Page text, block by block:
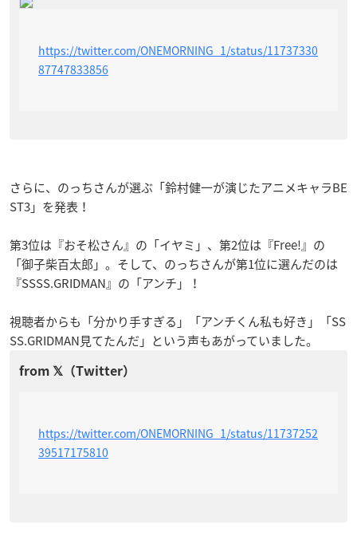
https://twitter.com/ONEMORNING_1/status/11737330
87747833856
さらに、のっちさんが選ぶ「鈴村健一が演じたアニメキャラBE
ST3」を発表！
第3位は『おそ松さん』の「イヤミ」、第2位は『Free!』の
「御子柴百太郎」。そして、のっちさんが第1位に選んだのは
『SSSS.GRIDMAN』の「アンチ」！
視聴者からも「分かり手すぎる」「アンチくん私も好き」「SS
SS.GRIDMAN見てたんだ」という声もあがっていました。
https://twitter.com/ONEMORNING_1/status/11737252
39517175810